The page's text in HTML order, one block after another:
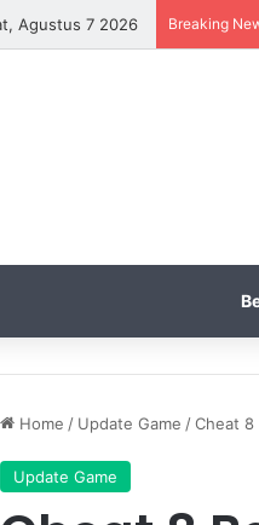
Agustus 7 2026 Breaking
Home / Update Game /Cheat 8
Update Game